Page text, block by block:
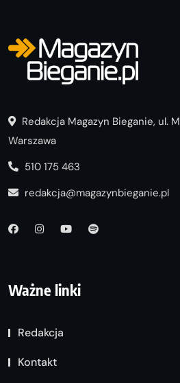
Redakcja Magazyn Bieganie, ul.
Warszawa
510 175 463
redakcja@magazynbieganie.pl
Ważne linki
Redakcja
Kontakt